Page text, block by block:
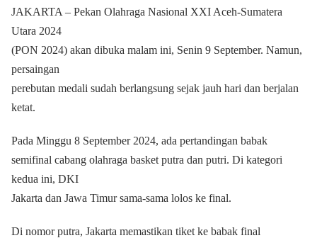
JAKARTA – Pekan Olahraga Nasional XXI Aceh-Sumatera
Utara 2024
(PON 2024) akan dibuka malam ini, Senin 9 September. Namun,
persaingan
perebutan medali sudah berlangsung sejak jauh hari dan berjalan
ketat.
Pada Minggu 8 September 2024, ada pertandingan babak
semifinal cabang olahraga basket putra dan putri. Di kategori
kedua ini, DKI
Jakarta dan Jawa Timur sama-sama lolos ke final.
Di nomor putra, Jakarta memastikan tiket ke babak final